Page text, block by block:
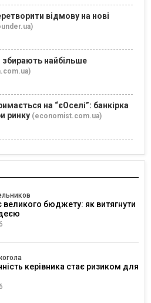
відмову на нові
збирають найбільше
на “єОселі”: банкірка
ринку (economist.com.ua)
великого бюджету: як витягнути
керівника стає ризиком для